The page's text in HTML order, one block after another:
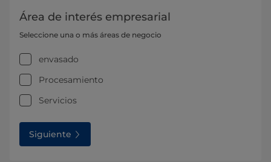
Área de interés empresarial
Seleccione una o más áreas de negocio
envasado
Procesamiento
Servicios
Siguiente